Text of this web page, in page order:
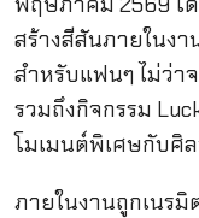
สร้างสีสันภายในง
สำหรับแฟนๆ ไม่ว่า
รวมถึงกิจกรรม
โมเมนต์พิเศษกับศิ
ภายในงานถูกเนรมิ